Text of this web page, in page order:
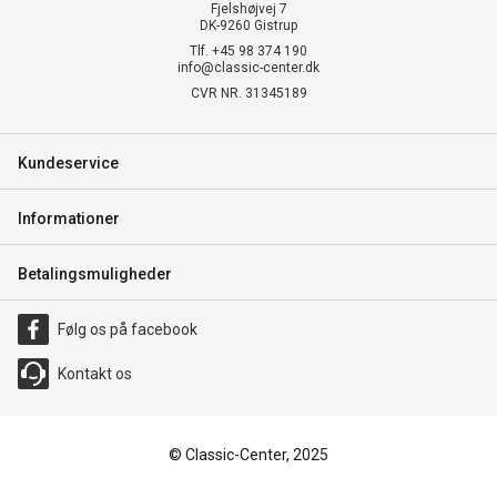
Fjelshøjvej 7
DK-9260 Gistrup
Tlf. +45 98 374 190
info@classic-center.dk
CVR NR. 31345189
Kundeservice
Informationer
Betalingsmuligheder
Følg os på facebook
Kontakt os
© Classic-Center, 2025